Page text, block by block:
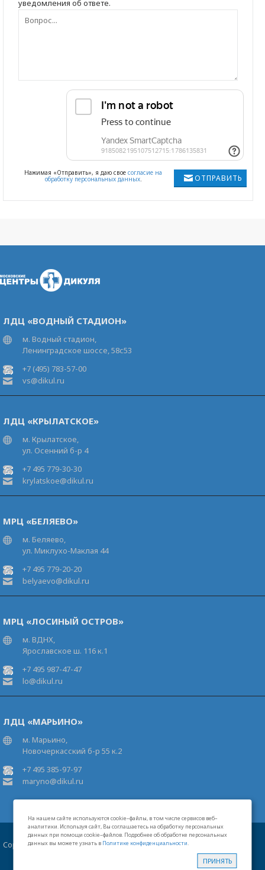
На нашем сайте используются cookie–файлы, в том числе сервисов веб–
аналитики. Используя сайт, Вы соглашаетесь на обработку персональных
данных при помощи cookie–файлов. Подробнее об обработке персональных
данных вы можете узнать в Политике конфиденциальности.
ПРИНЯТЬ
уведомления об ответе.
ОТПРАВИТЬ
Нажимая «Отправить», я даю свое согласие на
обработку персональных данных.
ЛДЦ «ВОДНЫЙ СТАДИОН»
м. Водный стадион,
Ленинградское шоссе, 58с53
+7 (495) 783-57-00
vs@dikul.ru
ЛДЦ «КРЫЛАТСКОЕ»
м. Крылатское,
ул. Осенний б-р 4
+7 495 779-30-30
krylatskoe@dikul.ru
МРЦ «БЕЛЯЕВО»
м. Беляево,
ул. Миклухо-Маклая 44
+7 495 779-20-20
belyaevo@dikul.ru
МРЦ «ЛОСИНЫЙ ОСТРОВ»
м. ВДНХ,
Ярославское ш. 116 к.1
+7 495 987-47-47
lo@dikul.ru
ЛДЦ «МАРЬИНО»
м. Марьино,
Новочеркасский б-р 55 к.2
+7 495 385-97-97
maryno@dikul.ru
Copyright 2026 Московские центры В.И.Дикуля®
Лицензии